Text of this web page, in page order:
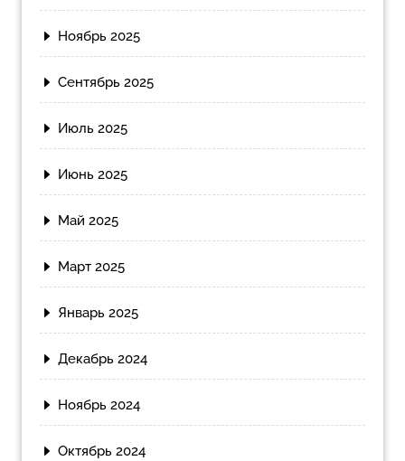
Ноябрь 2025
Сентябрь 2025
Июль 2025
Июнь 2025
Май 2025
Март 2025
Январь 2025
Декабрь 2024
Ноябрь 2024
Октябрь 2024